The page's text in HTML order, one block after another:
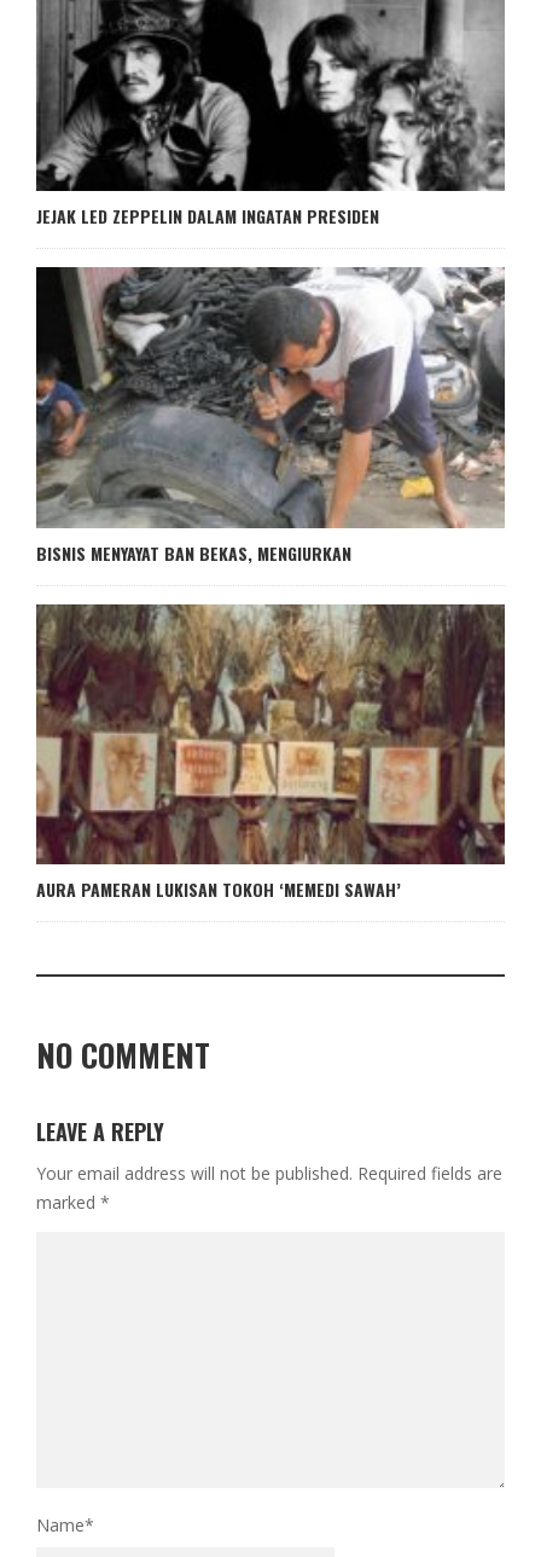
JEJAK LED ZEPPELIN DALAM INGATAN PRESIDEN
BISNIS MENYAYAT BAN BEKAS, MENGIURKAN
AURA PAMERAN LUKISAN TOKOH ‘MEMEDI SAWAH’
NO COMMENT
LEAVE A REPLY
Your email address will not be published. Required fields are
marked *
Name*